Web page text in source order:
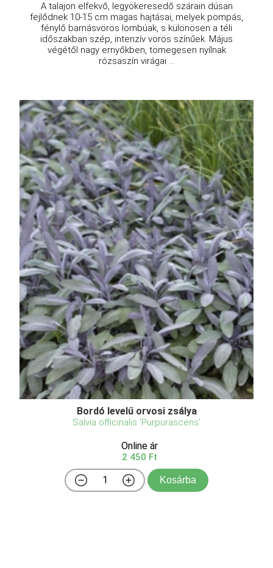
A talajon elfekvő, legyökeresedő szárain dúsan
fejlődnek 10-15 cm magas hajtásai, melyek pompás,
fénylő barnásvörös lombúak, s különösen a téli
időszakban szép, intenzív vörös színűek. Május
végétől nagy ernyőkben, tömegesen nyílnak
rózsaszín virágai ...
Bordó levelű orvosi zsálya
Salvia officinalis 'Purpurascens'
Online ár
2 450 Ft
Kosárba